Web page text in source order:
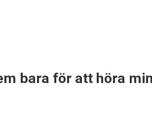
bara för att höra